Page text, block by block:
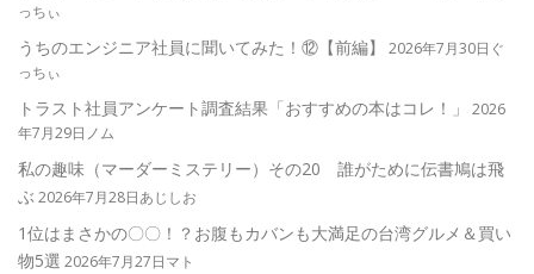
っちぃ
うちのエンジニア社員に聞いてみた！⑫【前編】
2026年7月30日ぐ
っちぃ
トラスト社員アンケート調査結果「おすすめの本はコレ！」
2026
年7月29日ノム
私の趣味（マーダーミステリー）その20 誰がために伝書鳩は飛
ぶ2026年7月28日あじしお
1位はまさかの〇〇！？お腹もカバンも大満足の台湾グルメ＆買い
物5選 2026年7月27日マト